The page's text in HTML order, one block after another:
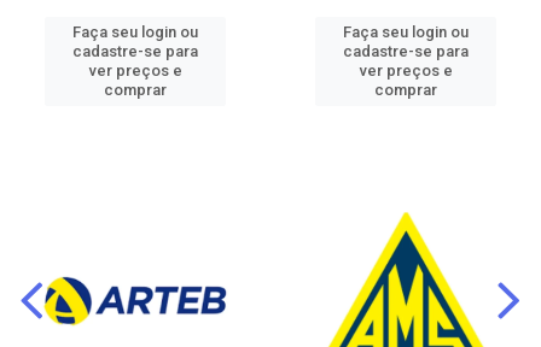
Faça seu login ou
cadastre-se para
ver preços e
comprar
Faça seu login ou
cadastre-se para
ver preços e
comprar